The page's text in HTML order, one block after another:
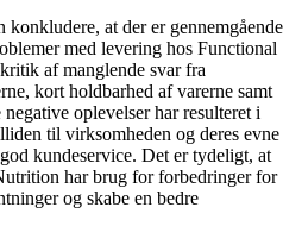
konkludere, at der er gennemgående
med levering hos Functional
af manglende svar fra
kort holdbarhed af varerne samt
oplevelser har resulteret i
til virksomheden og deres evne
kundeservice. Det er tydeligt, at
har brug for forbedringer for
og skabe en bedre